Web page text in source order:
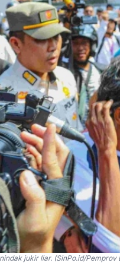
jukir liar. (SinPo.id/Pemprov